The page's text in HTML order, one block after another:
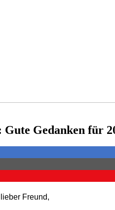
Gute Gedanken für
Freund,